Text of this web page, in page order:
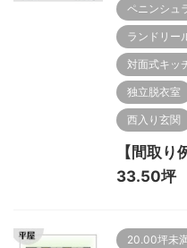
ペニンシュ
ランドリー
対面式キッ
独立脱衣室
西入り玄関
【間取
33.50坪
20.00坪未